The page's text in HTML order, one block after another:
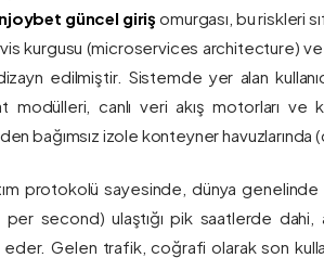
güncel giriş omurgası, bu riskleri
kurgusu (microservices architecture)
edilmiştir. Sistemde yer alan
modülleri, canlı veri akış motorları ve
bağımsız izole konteyner havuzlarında
protokolü sayesinde, dünya genelinde
second) ulaştığı pik saatlerde dahi,
eder. Gelen trafik, coğrafi olarak son